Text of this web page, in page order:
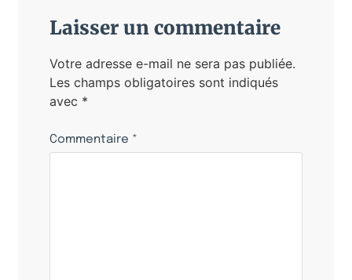
Laisser un commentaire
Votre adresse e-mail ne sera pas publiée.
Les champs obligatoires sont indiqués
avec *
Commentaire *